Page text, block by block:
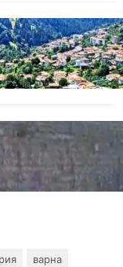
схема с
мехлеми
по улица
варна